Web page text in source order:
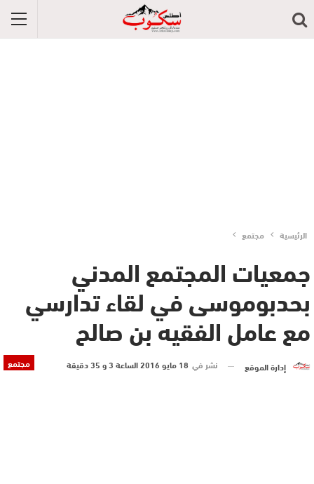
الرئيسية مجتمع
جمعيات المجتمع المدني
بحدبوموسى في لقاء تدارسي
مع عامل الفقيه بن صالح‎
مجتمع إدارة الموقع نشر في 18 مايو 2016 الساعة 3 و 35 دقيقة